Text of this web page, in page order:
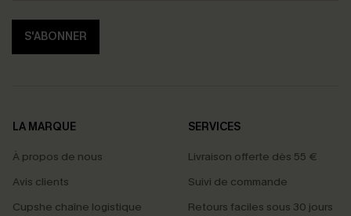
S'ABONNER
LA MARQUE
À propos de nous
Avis clients
Cupshe chaîne logistique
SERVICES
Livraison offerte dès 55 €
Suivi de commande
Retours faciles sous 30 jours